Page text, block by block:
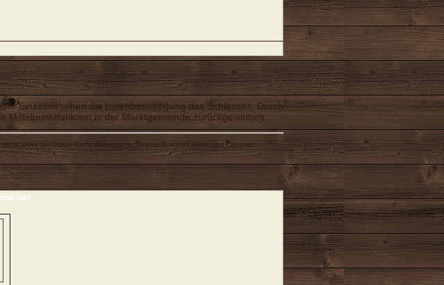
Einzelpersonen die Innenbesichtigung des Schlosses. Durch
in der Marktgemeinde zurückgewinnen.
unter der Doppellizenz GNU-Lizenz für freie Dokumentation undCreative
hier